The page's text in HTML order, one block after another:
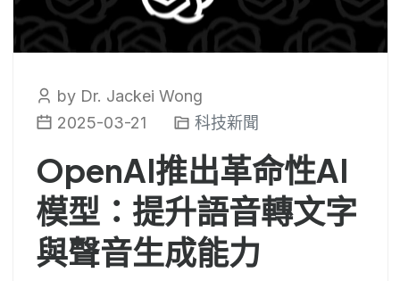
by Dr. Jackei Wong
2025-03-21
科技新聞
OpenAI推出革命性AI
模型：提升語音轉文字
與聲音生成能力